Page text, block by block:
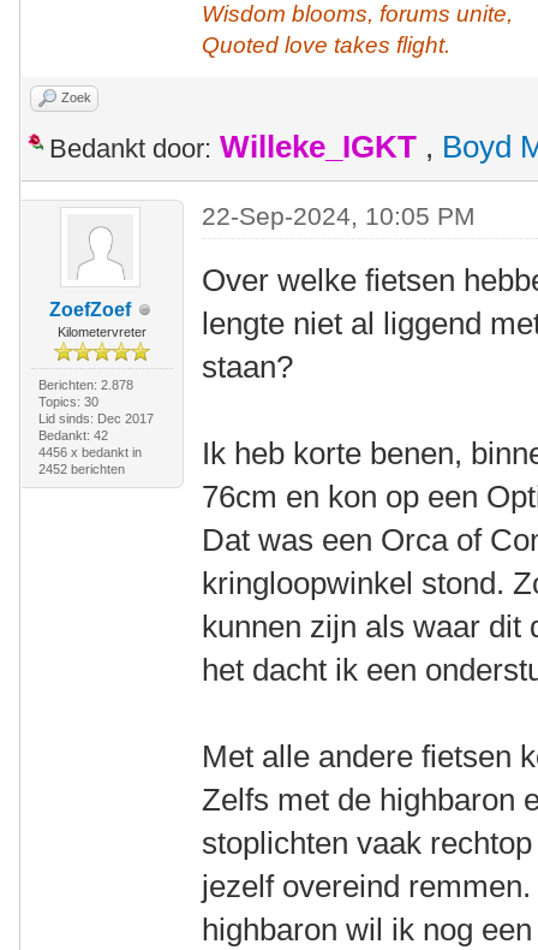
Wisdom blooms, forums unite,
Quoted love takes flight.
Zoek
Bedankt door: Willeke_IGKT , Boyd
ZoefZoef
Kilometervreter
Berichten: 2.878
Topics: 30
Lid sinds: Dec 2017
Bedankt: 42
4456 x bedankt in
2452 berichten
22-Sep-2024, 10:05 PM
Over welke fietsen
lengte niet al liggend
staan?
Ik heb korte benen,
76cm en kon op een
Dat was een Orca of
kringloopwinkel stond.
kunnen zijn als waar dit
het dacht ik een
Met alle andere fietsen
Zelfs met de highbaron
stoplichten vaak
jezelf overeind
highbaron wil ik nog